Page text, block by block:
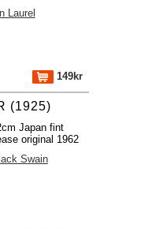
Laurel
149kr
(1925)
Japan fint
original 1962
Swain